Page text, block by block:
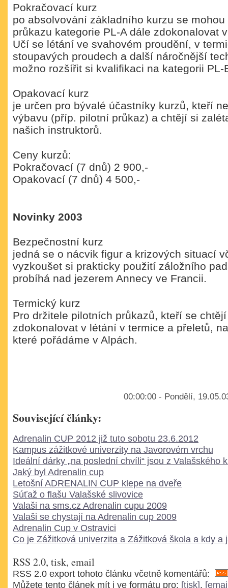
Pokračovací kurz
po absolvování základního kurzu se
průkazu kategorie PL-A dále zdokonalovat
Učí se létání ve svahovém proudění, v
stoupavých proudech a další náročnější
možno rozšířit si kvalifikaci na kategorii PL-
Opakovací kurz
je určen pro bývalé účastníky kurzů, kteří
výbavu (příp. pilotní průkaz) a chtějí si
našich instruktorů.
Ceny kurzů:
Pokračovací (7 dnů) 2 900,-
Opakovací (7 dnů) 4 500,-
Novinky 2003
Bezpečnostní kurz
jedná se o nácvik figur a krizových situací
vyzkoušet si prakticky použití záložního
probíhá nad jezerem Annecy ve Francii.
Termický kurz
Pro držitele pilotních průkazů, kteří se
zdokonalovat v létání v termice a přeletů,
které pořádáme v Alpách.
00:00:00 - Pondělí,
Související články:
Adrenalin CUP 2012 již tuto sobotu 23.6.2012
Kampus zážitkové univerzity na Javorovém vrchu
Ideální dárky „na poslední chvíli“ jsou z Valašského
Jaký byl Adrenalin cup
Letošní ADRENALIN CUP klepe na dveře
Súťaž o flašu Valašské slivovice
Valaši na sms.cz Adrenalin cupu 2009
Valaši se chystají na Adrenalin cup 2009
Adrenalin Cup v Ostravici
Co je Zážitková univerzita a Zážitková škola a kdy a
RSS 2.0, tisk, email
RSS 2.0 export tohoto článku včetně komentářů:
Můžete tento článek mít i ve formátu pro: [tisk],